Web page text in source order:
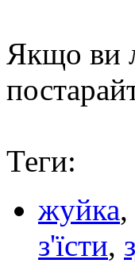
Якщо ви
Теги:
жуйка,
з'їсти,